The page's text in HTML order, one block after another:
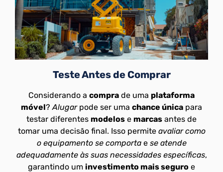
Teste Antes de Comprar
Considerando a compra de uma plataforma
móvel? Alugarpode ser uma chance única para
testar diferentes modelos e marcas antes de
tomar uma decisão final. Isso permite avaliar como
o equipamento se comportae se atende
adequadamente às suas necessidades específicas,
garantindo um investimento mais seguro e